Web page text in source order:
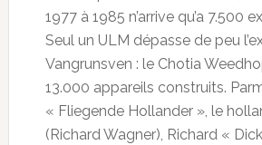
1977 à 1985 n’arrive qu’a 7.500
Seul un ULM dépasse de peu
Vangrunsven : le Chotia
13.000 appareils construits.
« Fliegende Hollander », le
(Richard Wagner), Richard «